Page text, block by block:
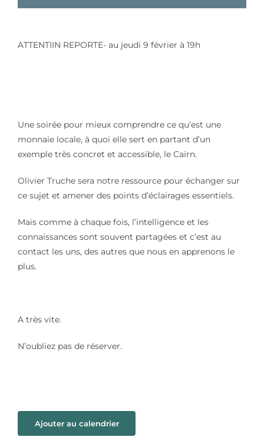
ATTENTIIN REPORTE- au jeudi 9 février à 19h
Une soirée pour mieux comprendre ce qu’est une
monnaie locale, à quoi elle sert en partant d’un
exemple très concret et accessible, le Cairn.
Olivier Truche sera notre ressource pour échanger sur
ce sujet et amener des points d’éclairages essentiels.
Mais comme à chaque fois, l’intelligence et les
connaissances sont souvent partagées et c’est au
contact les uns, des autres que nous en apprenons le
plus.
A très vite.
N’oubliez pas de réserver.
Ajouter au calendrier